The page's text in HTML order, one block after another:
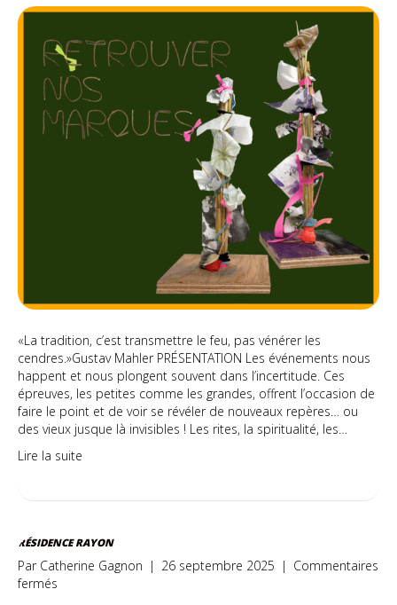
nos
«La tradition, c’est transmettre le feu, pas vénérer les
cendres.»Gustav Mahler PRÉSENTATION Les événements nous
happent et nous plongent souvent dans l’incertitude. Ces
épreuves, les petites comme les grandes, offrent l’occasion de
faire le point et de voir se révéler de nouveaux repères… ou
des vieux jusque là invisibles ! Les rites, la spiritualité, les…
Lire la suite
RÉSIDENCE RAYON
Par Catherine Gagnon | 26 septembre 2025 | Commentaires
fermés